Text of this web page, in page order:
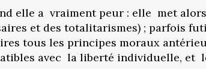
elle a vraiment peur : elle met alors
et des totalitarismes) ; parfois
tous les principes moraux
avec la liberté individuelle, et